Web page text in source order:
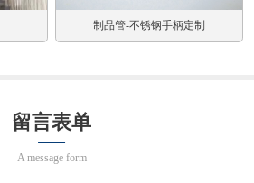
制品管-不锈钢手柄定制
留言表单
A message form